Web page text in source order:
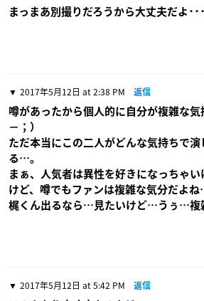
まっまあ別撮りだろうから大丈夫だよ･･･
2017年5月12日 at 2:38 PM 返信
噂があったから個人的に自分が複雑な
−；）
ただ本当にこの二人がどんな気持ちで演
る…。
まぁ、人気者は異性を好きになっちゃ
けど、噂でもファンは複雑な気分だよね
梶くん出るなら…見たいけど…うぅ…複
2017年5月12日 at 5:42 PM 返信